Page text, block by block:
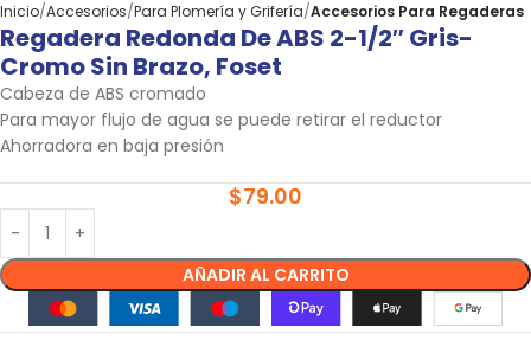
Inicio Accesorios Para Plomería y Grifería Accesorios Para Regaderas
Regadera Redonda De ABS 2-1/2″ Gris-
Cromo Sin Brazo, Foset
Cabeza de ABS cromado
Para mayor flujo de agua se puede retirar el reductor
Ahorradora en baja presión
$79.00
AÑADIR AL CARRITO